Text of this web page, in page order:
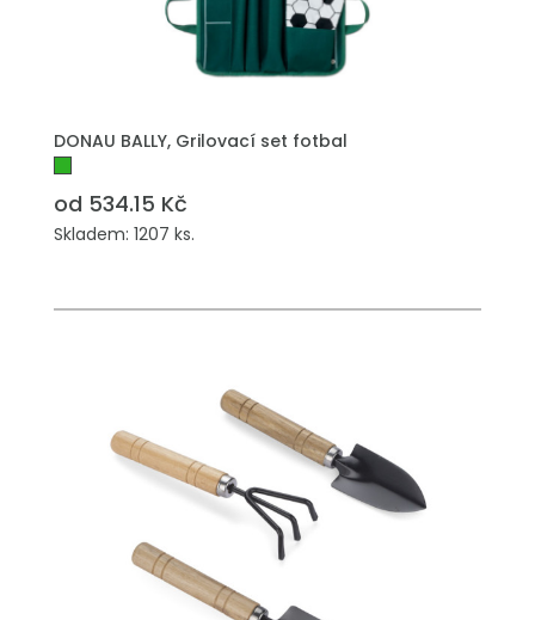
DONAU BALLY, Grilovací set fotbal
od 534.15 Kč
Skladem: 1207 ks.